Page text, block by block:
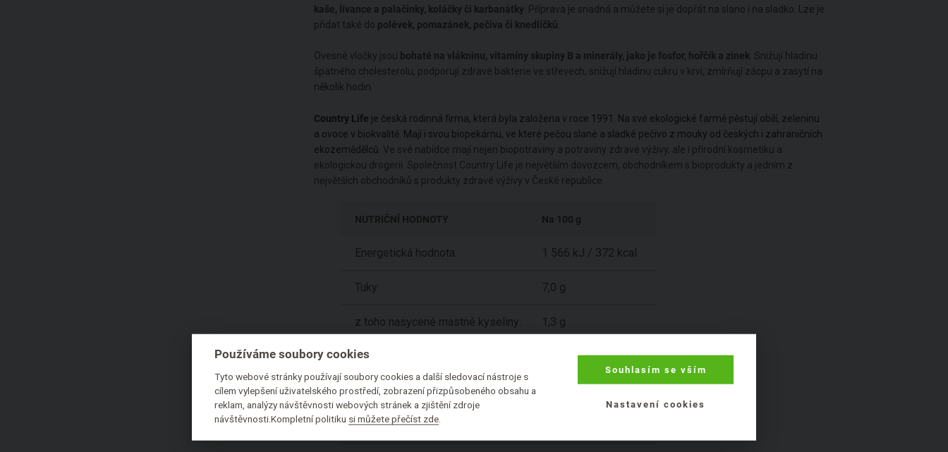
kaše, lívance a palačinky, koláčky či karbanátky . Příprava je snadná a můžete si je dopřát na slano i na sladko. Lze je
přidat také do polévek, pomazánek, pečiva či knedlíčků
Ovesné vločky jsou bohaté na vlákninu, vitamíny skupiny B a minerály, jako je fosfor, hořčík a zinek. Snižují hladinu
špatného cholesterolu, podporují zdravé bakterie ve střevech, snižují hladinu cukru v krvi, zmírňují zácpu a zasytí na
několik hodin.
Country Life je česká rodinná firma, která byla založena v roce 1991. Na své ekologické farmě pěstují obilí, zeleninu
a ovoce v biokvalitě. Mají i svou biopekárnu, ve které pečou slané a sladké pečivo z mouky od českých i zahraničních
ekozemědělců . Ve své nabídce mají nejen biopotraviny a potraviny zdravé výživy, ale i přírodní kosmetiku a
ekologickou drogerii. Společnost Country Life je největším dovozcem, obchodníkem s bioprodukty a jedním z
největších obchodníků s produkty zdravé výživy v České republice
NUTRIČNÍ HODNOTY Na 100 g
Energetická hodnota: 1 566 kJ / 372 kcal
Tuky: 7,0 g
z toho nasycené mastné kyseliny: 1,3 g
Sacharidy:
z toho cukry:
Vláknina:
Používáme soubory cookies
Tyto webové stránky používají soubory cookies a další sledovací nástroje s
cílem vylepšení uživatelského prostředí, zobrazení přizpůsobeného obsahu a
reklam, analýzy návštěvnosti webových stránek a zjištění zdroje
návštěvnosti.Kompletní politiku si můžete přečíst zde
Souhlasím se vším
Nastavení cookies